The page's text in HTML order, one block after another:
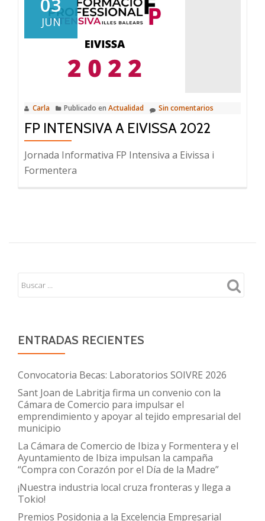
JUN
Carla Publicado en Actualidad Sin comentarios
FP INTENSIVA A EIVISSA 2022
Jornada Informativa FP Intensiva a Eivissa i
Formentera
ENTRADAS RECIENTES
Convocatoria Becas: Laboratorios SOIVRE 2026
Sant Joan de Labritja firma un convenio con la
Cámara de Comercio para impulsar el
emprendimiento y apoyar al tejido empresarial del
municipio
La Cámara de Comercio de Ibiza y Formentera y el
Ayuntamiento de Ibiza impulsan la campaña
“Compra con Corazón por el Día de la Madre”
¡Nuestra industria local cruza fronteras y llega a
Tokio!
Premios Posidonia a la Excelencia Empresarial